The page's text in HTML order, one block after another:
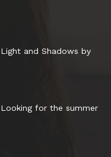
and Shadows by
for the summer